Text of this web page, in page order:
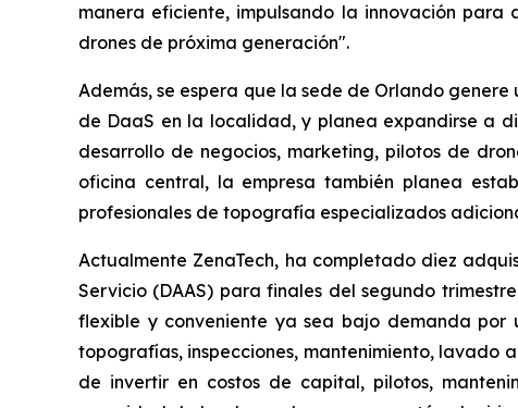
manera eficiente, impulsando la innovación
drones de próxima generación".
Además, se espera que la sede de Orlando
de DaaS en la localidad, y planea expandirse a
desarrollo de negocios, marketing, pilotos de
oficina central, la empresa también planea
profesionales de topografía especializados
Actualmente ZenaTech, ha completado diez
Servicio (DAAS) para finales del segundo
flexible y conveniente ya sea bajo demanda por
topografías, inspecciones, mantenimiento, lavado
de invertir en costos de capital, pilotos,